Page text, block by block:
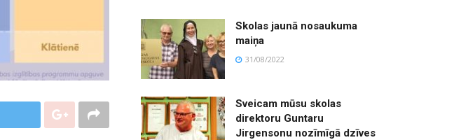
Skolas jaunā nosaukuma
maiņa
31/08/2022
Sveicam mūsu skolas
direktoru Guntaru
Jirgensonu nozīmīgā dzīves